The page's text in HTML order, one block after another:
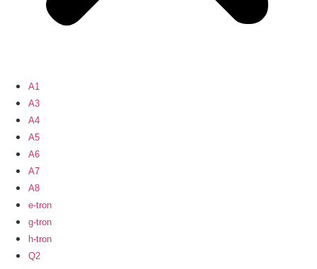
A1
A3
A4
A5
A6
A7
A8
e-tron
g-tron
h-tron
Q2